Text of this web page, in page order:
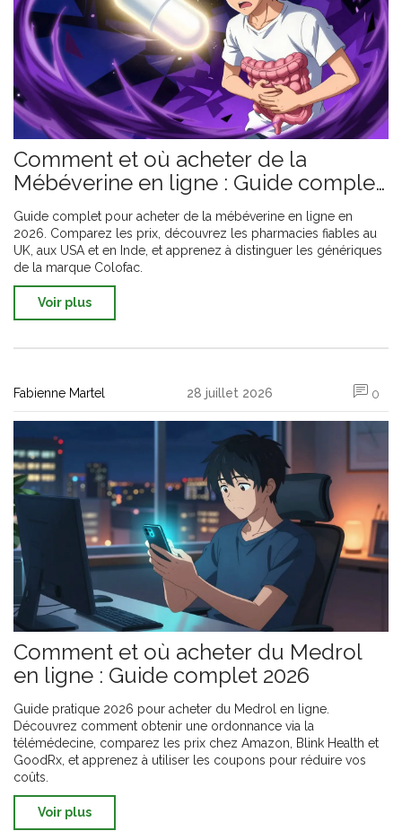
Comment et où acheter de la
Mébéverine en ligne : Guide complet,
prix et pharmacies sûres
Guide complet pour acheter de la mébéverine en ligne en
2026. Comparez les prix, découvrez les pharmacies fiables au
UK, aux USA et en Inde, et apprenez à distinguer les génériques
de la marque Colofac.
Voir plus
Fabienne Martel 28 juillet 2026 0
Comment et où acheter du Medrol
en ligne : Guide complet 2026
Guide pratique 2026 pour acheter du Medrol en ligne.
Découvrez comment obtenir une ordonnance via la
télémédecine, comparez les prix chez Amazon, Blink Health et
GoodRx, et apprenez à utiliser les coupons pour réduire vos
coûts.
Voir plus